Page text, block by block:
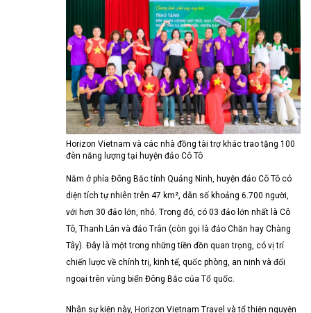
Horizon Vietnam và các nhà đồng tài trợ khác trao tặng 100
đèn năng lượng tại huyện đảo Cô Tô
Nằm ở phía Đông Bắc tỉnh Quảng Ninh, huyện đảo Cô Tô có
diện tích tự nhiên trên 47 km², dân số khoảng 6.700 người,
với hơn 30 đảo lớn, nhỏ. Trong đó, có 03 đảo lớn nhất là Cô
Tô, Thanh Lân và đảo Trân (còn gọi là đảo Chăn hay Chàng
Tây). Đây là một trong những tiền đồn quan trọng, có vị trí
chiến lược về chính trị, kinh tế, quốc phòng, an ninh và đối
ngoại trên vùng biển Đông Bắc của Tổ quốc.
Nhân sự kiện này, Horizon Vietnam Travel và tổ thiện nguyện